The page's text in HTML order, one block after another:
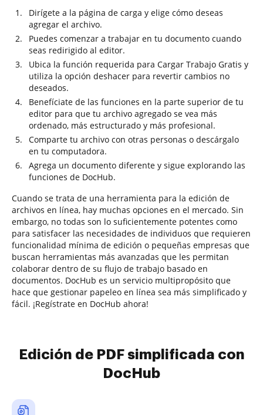
Dirígete a la página de carga y elige cómo deseas
agregar el archivo.
Puedes comenzar a trabajar en tu documento cuando
seas redirigido al editor.
Ubica la función requerida para Cargar Trabajo Gratis y
utiliza la opción deshacer para revertir cambios no
deseados.
Benefíciate de las funciones en la parte superior de tu
editor para que tu archivo agregado se vea más
ordenado, más estructurado y más profesional.
Comparte tu archivo con otras personas o descárgalo
en tu computadora.
Agrega un documento diferente y sigue explorando las
funciones de DocHub.
Cuando se trata de una herramienta para la edición de
archivos en línea, hay muchas opciones en el mercado. Sin
embargo, no todas son lo suficientemente potentes como
para satisfacer las necesidades de individuos que requieren
funcionalidad mínima de edición o pequeñas empresas que
buscan herramientas más avanzadas que les permitan
colaborar dentro de su flujo de trabajo basado en
documentos. DocHub es un servicio multipropósito que
hace que gestionar papeleo en línea sea más simplificado y
fácil. ¡Regístrate en DocHub ahora!
Edición de PDF simplificada con
DocHub